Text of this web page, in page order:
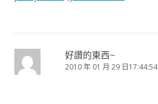
好讚的東西~
2010 年 01 月 29 日17:44:54